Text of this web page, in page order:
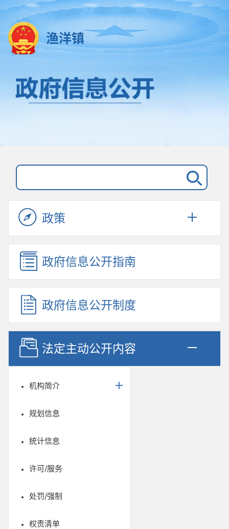
渔洋镇
政策
政府信息公开指南
政府信息公开制度
法定主动公开内容
机构简介
规划信息
统计信息
许可/服务
处罚/强制
权责清单